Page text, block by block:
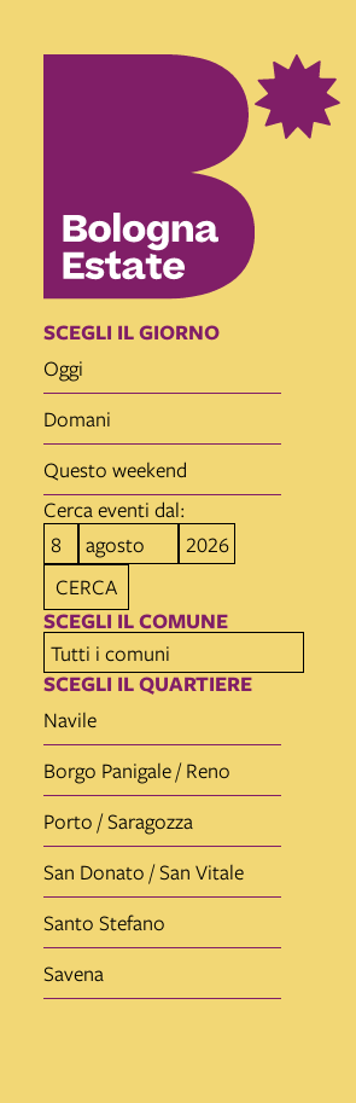
SCEGLI IL GIORNO
oggi
domani
questo weekend
Cerca eventi dal:
CERCA
SCEGLI IL COMUNE
SCEGLI IL QUARTIERE
Navile
Borgo Panigale / Reno
Porto / Saragozza
San Donato / San Vitale
Santo Stefano
Savena